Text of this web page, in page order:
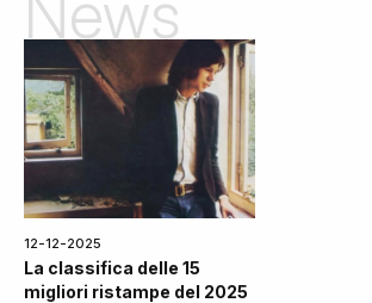
12-12-2025
La classifica delle 15
migliori ristampe del 2025